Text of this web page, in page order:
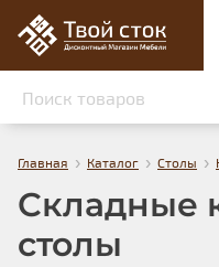
Главная › Каталог › Столы ›
Складные
столы